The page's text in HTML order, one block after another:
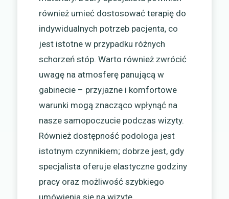
również umieć dostosować terapię do
indywidualnych potrzeb pacjenta, co
jest istotne w przypadku różnych
schorzeń stóp. Warto również zwrócić
uwagę na atmosferę panującą w
gabinecie – przyjazne i komfortowe
warunki mogą znacząco wpłynąć na
nasze samopoczucie podczas wizyty.
Również dostępność podologa jest
istotnym czynnikiem; dobrze jest, gdy
specjalista oferuje elastyczne godziny
pracy oraz możliwość szybkiego
umówienia się na wizytę.